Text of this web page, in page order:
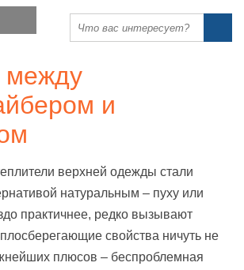
между
и
верхней одежды стали
натуральным – пуху или
практичнее, редко вызывают
свойства ничуть не
плюсов – беспроблемная